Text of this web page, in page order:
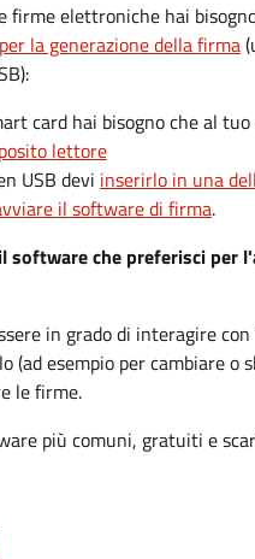
firme elettroniche hai
la generazione della firma
card hai bisogno che al
lettore
USB devi inserirlo in una
il software di firma.
software che preferisci per
in grado di interagire
(ad esempio per cambiare o
le firme.
più comuni, gratuiti e